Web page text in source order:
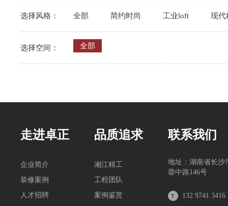
选择风格： 全部 简约时尚 工业loft 现代
选择空间： 全部
走进卓正
企业简介
装修案例
人才招聘
品质追求
湘江精工
工程团队
案例鉴赏
联系我们
地址：湖南省长沙
蓉中路146号
132 9741 3416